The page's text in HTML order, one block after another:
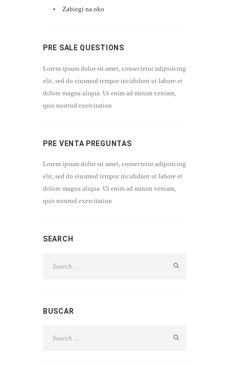
Zabiegi na oko
PRE SALE QUESTIONS
Lorem ipsum dolor sit amet, consectetur adipisicing
elit, sed do eiusmod tempor incididunt ut labore et
dolore magna aliqua. Ut enim ad minim veniam,
quis nostrud exercitation
PRE VENTA PREGUNTAS
Lorem ipsum dolor sit amet, consectetur adipisicing
elit, sed do eiusmod tempor incididunt ut labore et
dolore magna aliqua. Ut enim ad minim veniam,
quis nostrud exercitation
SEARCH
BUSCAR